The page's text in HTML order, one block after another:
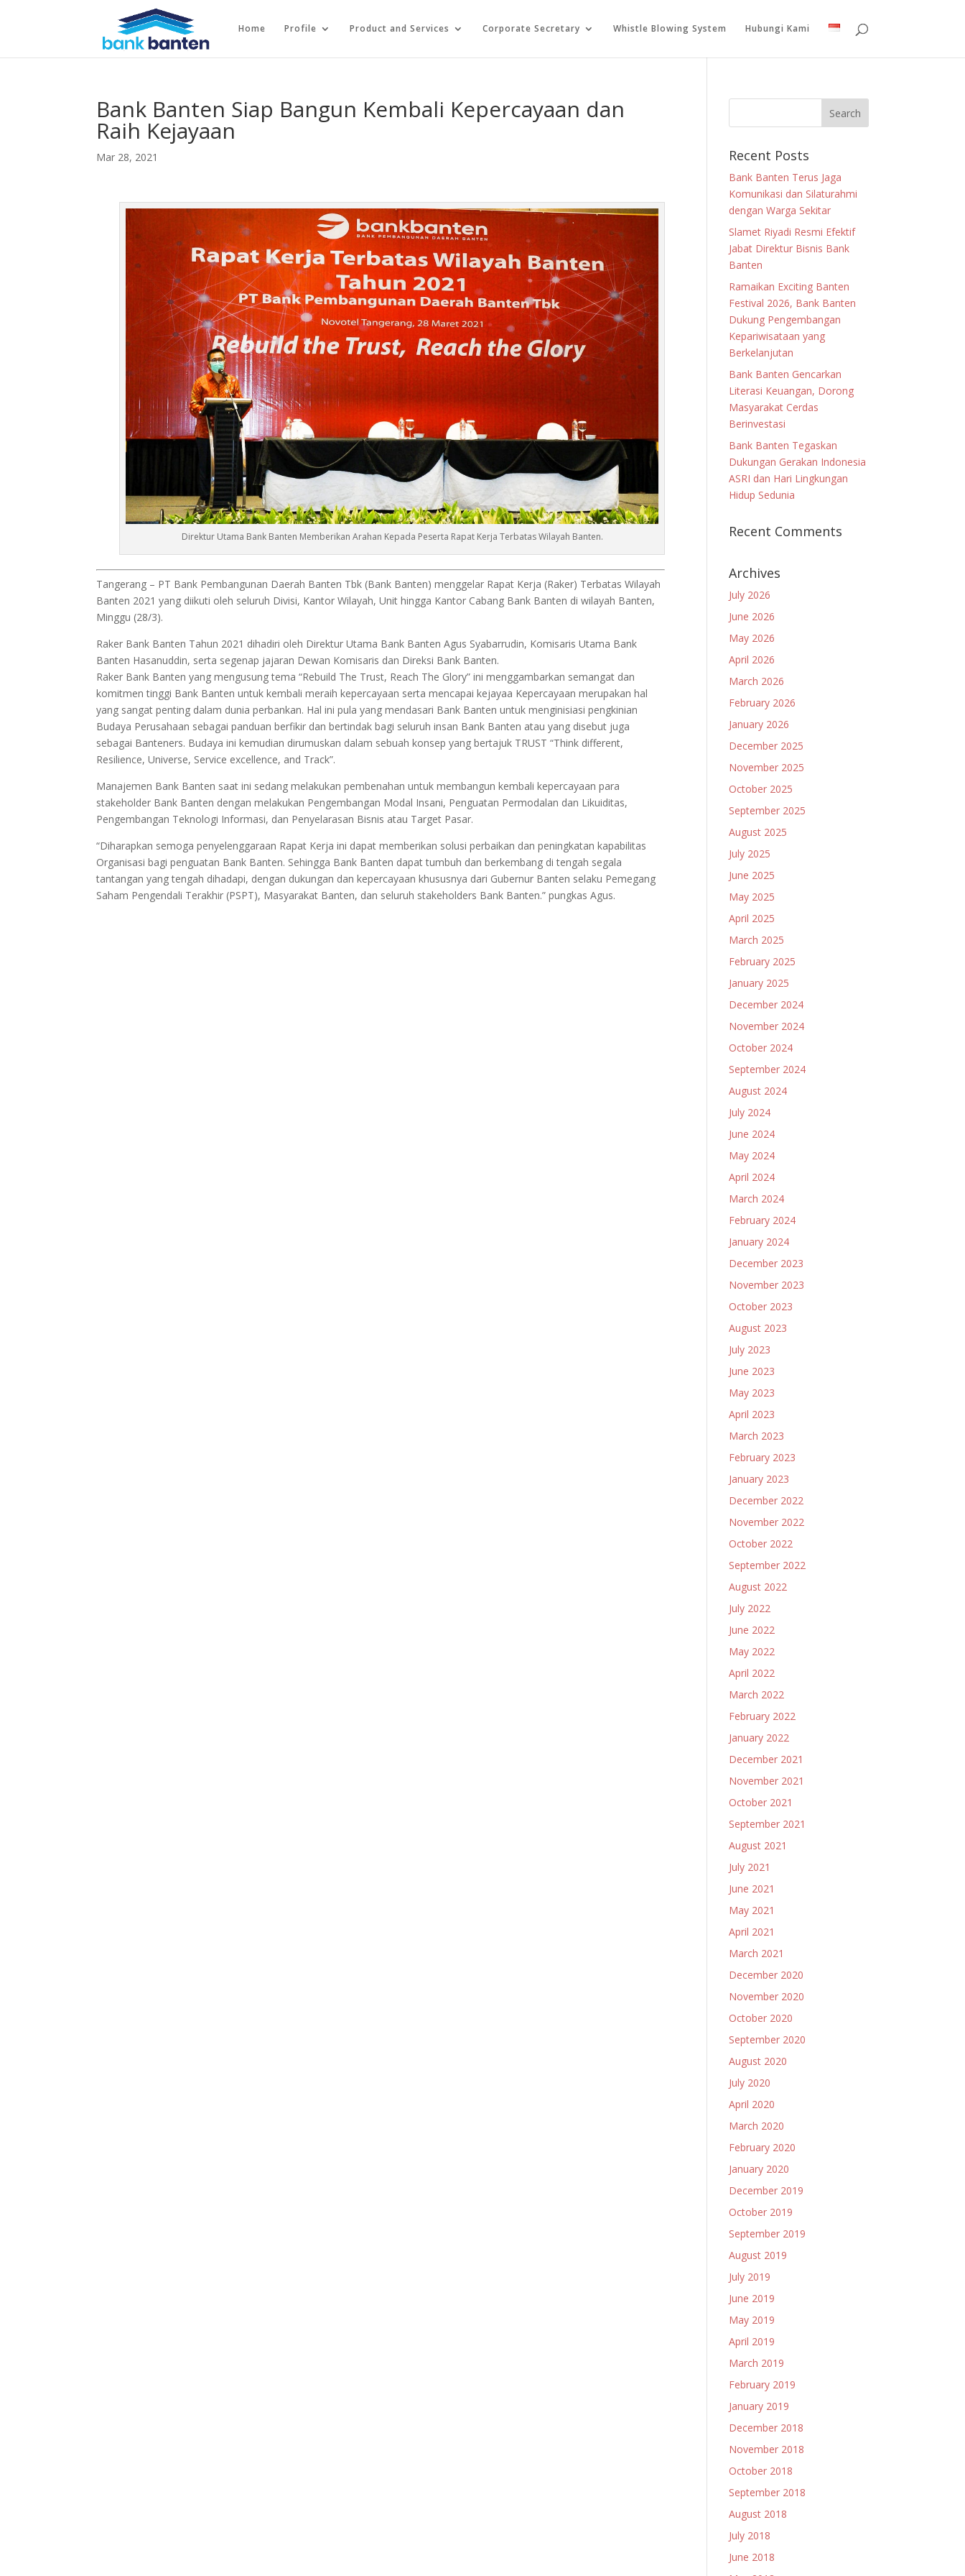
Home Profile Product and Services Corporate Secretary Whistle Blowing System Hubungi Kami
Bank Banten Siap Bangun Kembali Kepercayaan dan
Raih Kejayaan
Mar 28, 2021
Direktur Utama Bank Banten Memberikan Arahan Kepada Peserta Rapat Kerja Terbatas Wilayah Banten.
Tangerang – PT Bank Pembangunan Daerah Banten Tbk (Bank Banten) menggelar Rapat Kerja (Raker) Terbatas Wilayah
Banten 2021 yang diikuti oleh seluruh Divisi, Kantor Wilayah, Unit hingga Kantor Cabang Bank Banten di wilayah Banten,
Minggu (28/3).
Raker Bank Banten Tahun 2021 dihadiri oleh Direktur Utama Bank Banten Agus Syabarrudin, Komisaris Utama Bank
Banten Hasanuddin, serta segenap jajaran Dewan Komisaris dan Direksi Bank Banten.
Raker Bank Banten yang mengusung tema “Rebuild The Trust, Reach The Glory” ini menggambarkan semangat dan
komitmen tinggi Bank Banten untuk kembali meraih kepercayaan serta mencapai kejayaa Kepercayaan merupakan hal
yang sangat penting dalam dunia perbankan. Hal ini pula yang mendasari Bank Banten untuk menginisiasi pengkinian
Budaya Perusahaan sebagai panduan berfikir dan bertindak bagi seluruh insan Bank Banten atau yang disebut juga
sebagai Banteners. Budaya ini kemudian dirumuskan dalam sebuah konsep yang bertajuk TRUST “Think different,
Resilience, Universe, Service excellence, and Track”.
Manajemen Bank Banten saat ini sedang melakukan pembenahan untuk membangun kembali kepercayaan para
stakeholder Bank Banten dengan melakukan Pengembangan Modal Insani, Penguatan Permodalan dan Likuiditas,
Pengembangan Teknologi Informasi, dan Penyelarasan Bisnis atau Target Pasar.
“Diharapkan semoga penyelenggaraan Rapat Kerja ini dapat memberikan solusi perbaikan dan peningkatan kapabilitas
Organisasi bagi penguatan Bank Banten. Sehingga Bank Banten dapat tumbuh dan berkembang di tengah segala
tantangan yang tengah dihadapi, dengan dukungan dan kepercayaan khususnya dari Gubernur Banten selaku Pemegang
Saham Pengendali Terakhir (PSPT), Masyarakat Banten, dan seluruh stakeholders Bank Banten.” pungkas Agus.
Recent Posts
Bank Banten Terus Jaga
Komunikasi dan Silaturahmi
dengan Warga Sekitar
Slamet Riyadi Resmi Efektif
Jabat Direktur Bisnis Bank
Banten
Ramaikan Exciting Banten
Festival 2026, Bank Banten
Dukung Pengembangan
Kepariwisataan yang
Berkelanjutan
Bank Banten Gencarkan
Literasi Keuangan, Dorong
Masyarakat Cerdas
Berinvestasi
Bank Banten Tegaskan
Dukungan Gerakan Indonesia
ASRI dan Hari Lingkungan
Hidup Sedunia
Recent Comments
Archives
July 2026
June 2026
May 2026
April 2026
March 2026
February 2026
January 2026
December 2025
November 2025
October 2025
September 2025
August 2025
July 2025
June 2025
May 2025
April 2025
March 2025
February 2025
January 2025
December 2024
November 2024
October 2024
September 2024
August 2024
July 2024
June 2024
May 2024
April 2024
March 2024
February 2024
January 2024
December 2023
November 2023
October 2023
August 2023
July 2023
June 2023
May 2023
April 2023
March 2023
February 2023
January 2023
December 2022
November 2022
October 2022
September 2022
August 2022
July 2022
June 2022
May 2022
April 2022
March 2022
February 2022
January 2022
December 2021
November 2021
October 2021
September 2021
August 2021
July 2021
June 2021
May 2021
April 2021
March 2021
December 2020
November 2020
October 2020
September 2020
August 2020
July 2020
April 2020
March 2020
February 2020
January 2020
December 2019
October 2019
September 2019
August 2019
July 2019
June 2019
May 2019
April 2019
March 2019
February 2019
January 2019
December 2018
November 2018
October 2018
September 2018
August 2018
July 2018
June 2018